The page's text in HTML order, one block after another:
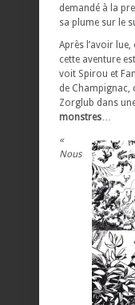
demandé à la
sa plume sur le
Après l’avoir
cette aventure
voit Spirou et
de Champignac,
Zorglub dans
monstres
«
Nous